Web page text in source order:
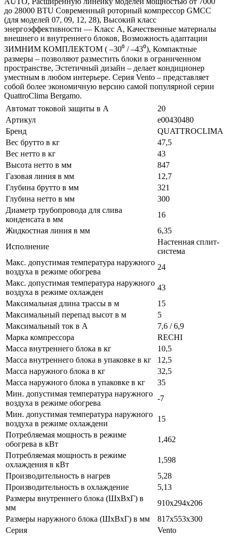
до 28000 BTU Современный роторный компрессор GMCC
(для моделей 07, 09, 12, 28), Высокий класс
энергоэффективности — Класс A, Качественные материалы
внешнего и внутреннего блоков, Возможность адаптации
ЗИМНИМ КОМПЛЕКТОМ ( –30⁰ / –43⁰), Компактные
размеры – позволяют разместить блоки в ограниченном
пространстве, Эстетичный дизайн – делает кондиционер
уместным в любом интерьере. Серия Vento – представляет
собой более экономичную версию самой популярной серии
QuattroClima Bergamo.
Автомат токовой защиты в A
20
Артикул
e00430480
Бренд
QUATTROCLIMA
Вес брутто в кг
47,5
Вес нетто в кг
43
Высота нетто в мм
847
Газовая линия в мм
12,7
Глубина брутто в мм
321
Глубина нетто в мм
300
Диаметр трубопровода для слива
конденсата в мм
16
Жидкостная линия в мм
6,35
Исполнение
Настенная сплит-
система
Макс. допустимая температура наружного
воздуха в режиме обогрева
24
Макс. допустимая температура наружного
воздуха в режиме охлажден
43
Максимальная длина трассы в м
15
Максимальный перепад высот в м
5
Максимальный ток в А
7,6 / 6,9
Марка компрессора
RECHI
Масса внутреннего блока в кг
10,5
Масса внутреннего блока в упаковке в кг
12,5
Масса наружного блока в кг
32,5
Масса наружного блока в упаковке в кг
35
Мин. допустимая температура наружного
воздуха в режиме обогрева
-7
Мин. допустимая температура наружного
воздуха в режиме охлаждени
15
Потребляемая мощность в режиме
обогрева в кВт
1,462
Потребляемая мощность в режиме
охлаждения в кВт
1,598
Производительность в нагрев
5,28
Производительность в охлаждение
5,13
Размеры внутреннего блока (ШхВхГ) в
мм
910х294х206
Размеры наружного блока (ШхВхГ) в мм
817х553х300
Серия
Vento